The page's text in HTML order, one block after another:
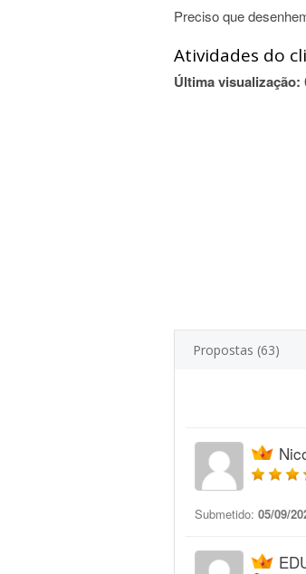
Preciso que
Atividades do
Última visualização:
Propostas (63)
Submetido: 05/09/